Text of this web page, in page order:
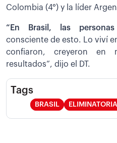
Colombia (4°) y la líder
“En Brasil, las
consciente de esto. Lo viví
confiaron, creyeron
resultados”, dijo el DT.
Tags
BRASIL